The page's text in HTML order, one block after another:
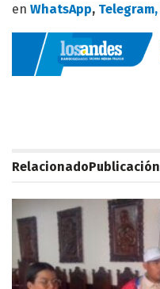
en WhatsApp, Telegram,
RelacionadoPublicación